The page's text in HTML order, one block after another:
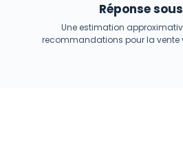
Réponse
Une estimation
recommandations pour la vente